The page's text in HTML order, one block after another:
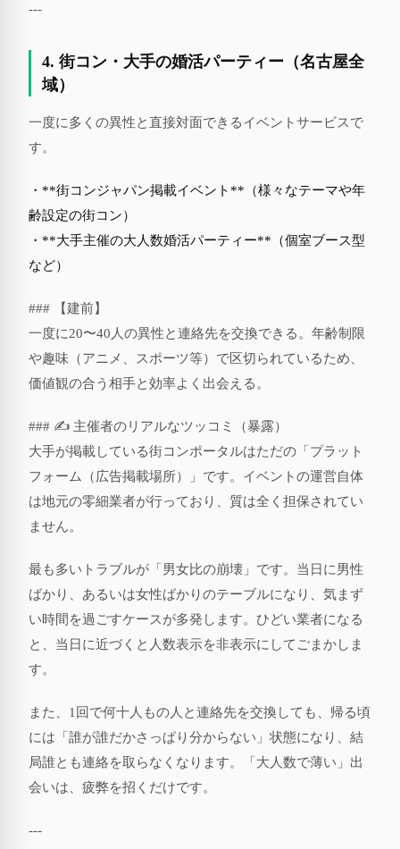
---
4. 街コン・大手の婚活パーティー（名古屋全
域）
一度に多くの異性と直接対面できるイベントサービスで
す。
・**街コンジャパン掲載イベント**（様々なテーマや年
齢設定の街コン）
・**大手主催の大人数婚活パーティー**（個室ブース型
など）
### 【建前】
一度に20〜40人の異性と連絡先を交換できる。年齢制限
や趣味（アニメ、スポーツ等）で区切られているため、
価値観の合う相手と効率よく出会える。
### ✍️ 主催者のリアルなツッコミ（暴露）
大手が掲載している街コンポータルはただの「プラット
フォーム（広告掲載場所）」です。イベントの運営自体
は地元の零細業者が行っており、質は全く担保されてい
ません。
最も多いトラブルが「男女比の崩壊」です。当日に男性
ばかり、あるいは女性ばかりのテーブルになり、気まず
い時間を過ごすケースが多発します。ひどい業者になる
と、当日に近づくと人数表示を非表示にしてごまかしま
す。
また、1回で何十人もの人と連絡先を交換しても、帰る頃
には「誰が誰だかさっぱり分からない」状態になり、結
局誰とも連絡を取らなくなります。「大人数で薄い」出
会いは、疲弊を招くだけです。
---